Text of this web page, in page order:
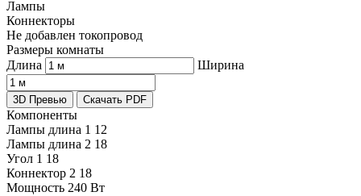
Лампы
Коннекторы
Не добавлен токопровод
Размеры комнаты
Длина
Ширина
3D Превью Скачать PDF
Компоненты
Лампы длина 1 12
Лампы длина 2 18
Угол 1 18
Коннектор 2 18
Мощность 240 Вт